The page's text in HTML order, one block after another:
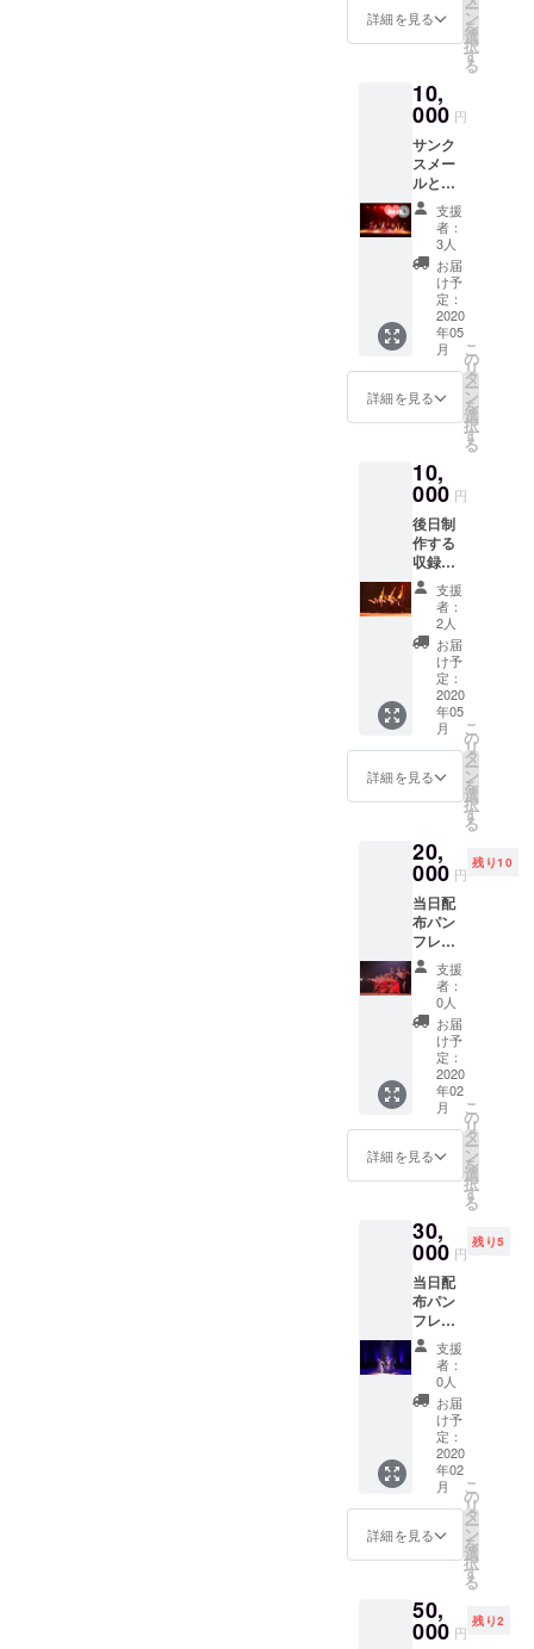
を後日
郵送致
しま
詳細を見る ー
ン
を
選
択
す
る
10,
000 円
サンク
スメー
ルと
メッ
セージ
動画を
お送り
し、
BALLR
OOM
EXPRE
SS2020
のBlu-
ray
Discを
後日お
たしま
す。
支援
者：
3人
お届
け予
定：
2020
年05
月
詳細を見る
こ
の
リ
タ
ー
ン
を
選
択
す
る
10,
000 円
後日制
作する
収録映
像
（DVD/
Blu-ray
Disc）
に協力
として
お名前
を掲載
しま
す。 ※
支援
時、必
ず備考
希望/企
業名の
お名前
をご記
入くだ
さい。
支援
者：
2人
お届
け予
定：
2020
年05
月
詳細を見る
こ
の
リ
タ
ー
ン
を
選
択
す
る
20,
000 円
残り10
当日配
布パン
フレッ
トに協
力とし
て企業
名・お
名前を
掲載さ
せてい
ただき
ます。
（1コマ
分） ※
支援
時、必
欄にご
希望/企
業名の
お名前
をご記
入くだ
さい。
支援
者：
0人
お届
け予
定：
2020
年02
月
詳細を見る
こ
の
リ
タ
ー
ン
を
選
択
す
る
30,
000 円
残り5
当日配
布パン
フレッ
トに掲
載しま
す。（2
コマ
分） ※
支援
時、必
ず備考
欄にご
希望/企
業名の
お名前
をご記
さい。
支援
者：
0人
お届
け予
定：
2020
年02
月
詳細を見る
こ
の
リ
タ
ー
ン
を
選
択
す
る
50,
000 円
残り2